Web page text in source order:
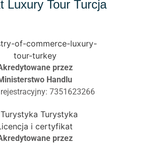
Luxury Tour Turcja
przez
Handlu
7351623266
przez